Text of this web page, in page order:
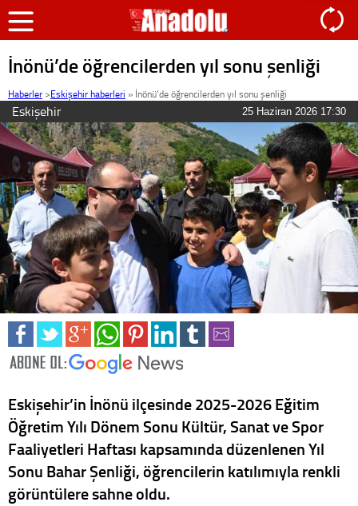
İnönü’de öğrencilerden yıl sonu şenliği
Haberler >Eskişehir haberleri » İnönü’de öğrencilerden yıl sonu şenliği
Eskişehir 25 Haziran 2026 17:30
Eskişehir’in İnönü ilçesinde 2025-2026 Eğitim
Öğretim Yılı Dönem Sonu Kültür, Sanat ve Spor
Faaliyetleri Haftası kapsamında düzenlenen Yıl
Sonu Bahar Şenliği, öğrencilerin katılımıyla renkli
görüntülere sahne oldu.